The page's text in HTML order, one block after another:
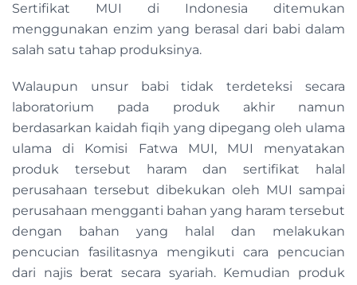
Sertifikat MUI di Indonesia ditemukan
menggunakan enzim yang berasal dari babi dalam
salah satu tahap produksinya.
Walaupun unsur babi tidak terdeteksi secara
laboratorium pada produk akhir namun
berdasarkan kaidah fiqih yang dipegang oleh ulama
ulama di Komisi Fatwa MUI, MUI menyatakan
produk tersebut haram dan sertifikat halal
perusahaan tersebut dibekukan oleh MUI sampai
perusahaan mengganti bahan yang haram tersebut
dengan bahan yang halal dan melakukan
pencucian fasilitasnya mengikuti cara pencucian
dari najis berat secara syariah. Kemudian produk